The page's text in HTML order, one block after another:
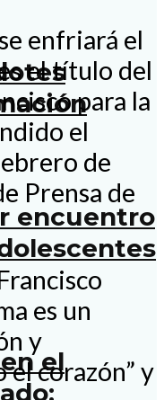
encuentro
el
enfriará el
el título del
para la
el
de
Prensa de
es un
y
el corazón” y